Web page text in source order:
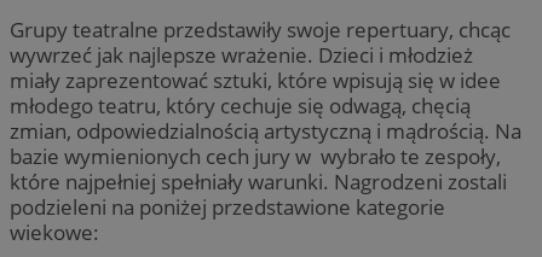
Grupy teatralne przedstawiły swoje repertuary, chcąc
wywrzeć jak najlepsze wrażenie. Dzieci i młodzież
miały zaprezentować sztuki, które wpisują się w idee
młodego teatru, który cechuje się odwagą, chęcią
zmian, odpowiedzialnością artystyczną i mądrością. Na
bazie wymienionych cech jury w wybrało te zespoły,
które najpełniej spełniały warunki. Nagrodzeni zostali
podzieleni na poniżej przedstawione kategorie
wiekowe: